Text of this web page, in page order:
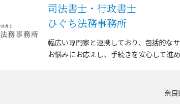
司法書士・行政書士
ひぐち法務事務所
幅広い専門家と連携しており、包括的な
お悩みにお応えし、手続きを安心して進
奈